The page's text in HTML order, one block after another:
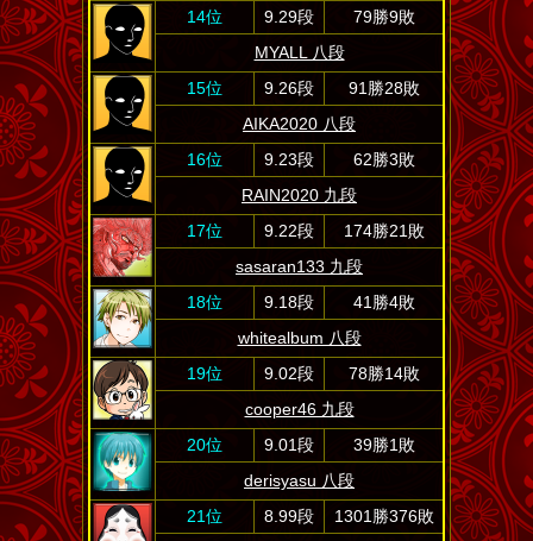
14位
9.29段
79勝9敗
MYALL 八段
15位
9.26段
91勝28敗
AIKA2020 八段
16位
9.23段
62勝3敗
RAIN2020 九段
17位
9.22段
174勝21敗
sasaran133 九段
18位
9.18段
41勝4敗
whitealbum 八段
19位
9.02段
78勝14敗
cooper46 九段
20位
9.01段
39勝1敗
derisyasu 八段
21位
8.99段
1301勝376敗